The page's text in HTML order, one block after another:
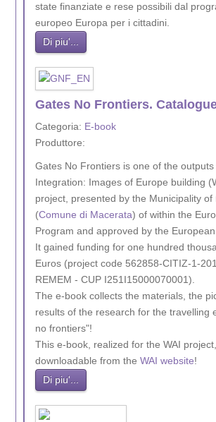
state finanziate e rese possibili dal
europeo Europa per i cittadini.
Di piu'...
Gates No Frontiers.
Categoria: E-book
Produttore:
Gates No Frontiers is one of the outputs
Integration: Images of Europe building
project, presented by the Municipality of
(Comune di Macerata) of within the
Program and approved by the
It gained funding for one hundred
Euros (project code 562858-CITIZ-1-
REMEM - CUP I251I15000070001).
The e-book collects the materials, the
results of the research for the travelling
no frontiers"!
This e-book, realized for the WAI
downloadable from the WAI website!
Di piu'...